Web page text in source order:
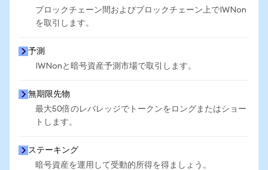
ブロックチェーン間およびブロックチェーン上でIWNon
を取引します。
予測
IWNonと暗号資産予測市場で取引します。
無期限先物
最大50倍のレバレッジでトークンをロングまたはショー
トします。
ステーキング
暗号資産を運用して受動的所得を得ましょう。